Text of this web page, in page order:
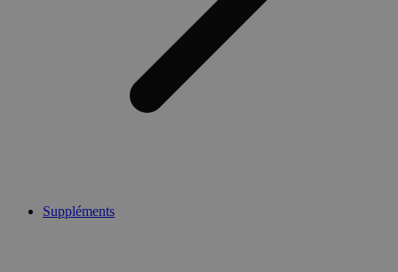
Suppléments